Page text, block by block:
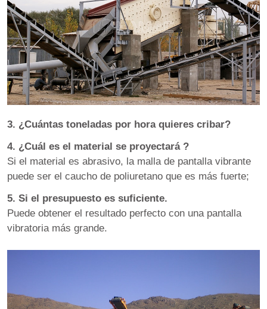
3. ¿Cuántas toneladas por hora quieres cribar?
4. ¿Cuál es el material se proyectará ?
Si el material es abrasivo, la malla de pantalla vibrante
puede ser el caucho de poliuretano que es más fuerte;
5. Si el presupuesto es suficiente.
Puede obtener el resultado perfecto con una pantalla
vibratoria más grande.